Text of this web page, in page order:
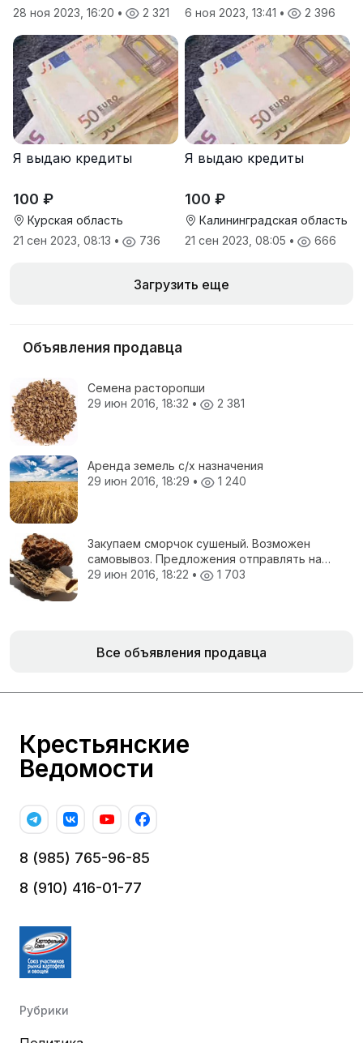
28 ноя 2023, 16:20 • 2 321
6 ноя 2023, 13:41 • 2 396
Я выдаю кредиты
100 ₽
Курская область
21 сен 2023, 08:13 • 736
Я выдаю кредиты
100 ₽
Калининградская область
21 сен 2023, 08:05 • 666
Загрузить еще
Объявления продавца
Семена расторопши
29 июн 2016, 18:32 • 2 381
Аренда земель с/х назначения
29 июн 2016, 18:29 • 1 240
Закупаем сморчок сушеный. Возможен
самовывоз. Предложения отправлять на
электронную почту.
29 июн 2016, 18:22 • 1 703
Все объявления продавца
Крестьянские
Ведомости
8 (985) 765-96-85
8 (910) 416-01-77
Рубрики